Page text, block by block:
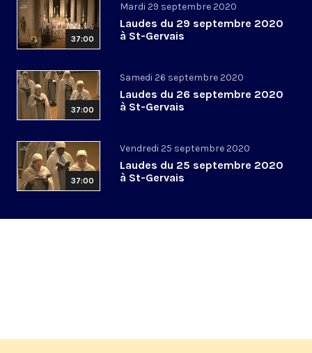
37:00
Mardi 29 septembre 2020
Laudes du 29 septembre 2020
à St-Gervais
37:00
Samedi 26 septembre 2020
Laudes du 26 septembre 2020
à St-Gervais
37:00
Vendredi 25 septembre 2020
Laudes du 25 septembre 2020
à St-Gervais